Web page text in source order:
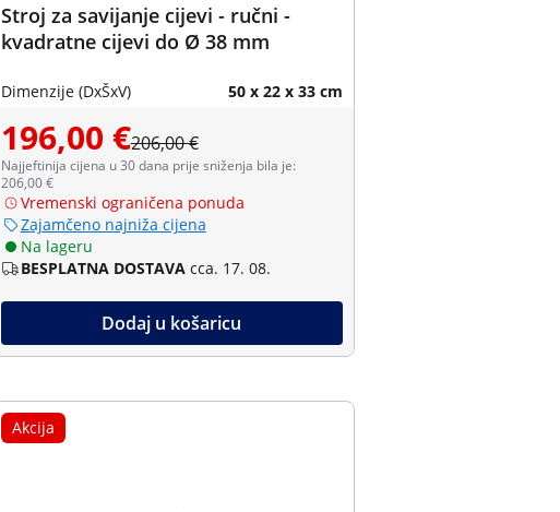
Stroj za savijanje cijevi - ručni -
kvadratne cijevi do Ø 38 mm
Dimenzije (DxŠxV) 50 x 22 x 33 cm
196,00 €206,00 €
Najjeftinija cijena u 30 dana prije sniženja bila je:
206,00 €
Vremenski ograničena ponuda
Zajamčeno najniža cijena
Na lageru
BESPLATNA DOSTAVA cca. 17. 08.
Dodaj u košaricu
Akcija